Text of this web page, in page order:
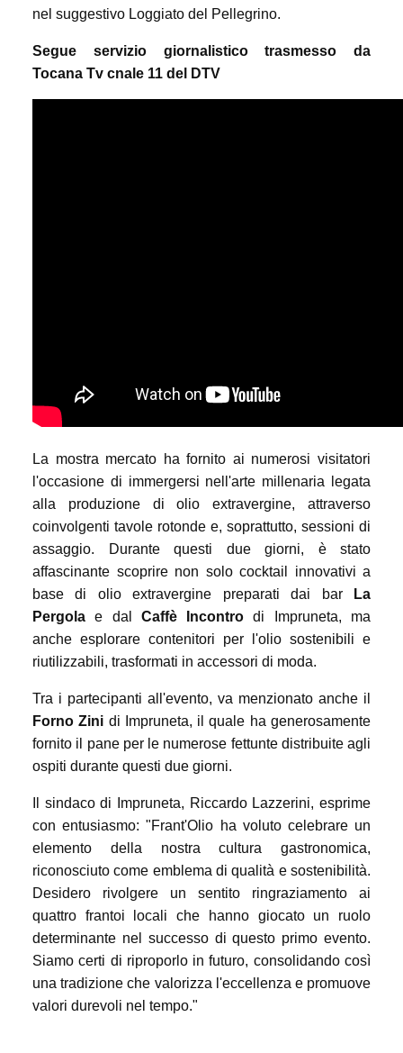
nel suggestivo Loggiato del Pellegrino.
Segue servizio giornalistico trasmesso da
Tocana Tv cnale 11 del DTV
La mostra mercato ha fornito ai numerosi visitatori
l'occasione di immergersi nell'arte millenaria legata
alla produzione di olio extravergine, attraverso
coinvolgenti tavole rotonde e, soprattutto, sessioni di
assaggio. Durante questi due giorni, è stato
affascinante scoprire non solo cocktail innovativi a
base di olio extravergine preparati dai bar
La
Pergola e dal Caffè Incontro di Impruneta, ma
anche esplorare contenitori per l'olio sostenibili e
riutilizzabili, trasformati in accessori di moda.
Tra i partecipanti all'evento, va menzionato anche il
Forno Zini di Impruneta, il quale ha generosamente
fornito il pane per le numerose fettunte distribuite agli
ospiti durante questi due giorni.
Il sindaco di Impruneta, Riccardo Lazzerini, esprime
con entusiasmo: "Frant'Olio ha voluto celebrare un
elemento della nostra cultura gastronomica,
riconosciuto come emblema di qualità e sostenibilità.
Desidero rivolgere un sentito ringraziamento ai
quattro frantoi locali che hanno giocato un ruolo
determinante nel successo di questo primo evento.
Siamo certi di riproporlo in futuro, consolidando così
una tradizione che valorizza l'eccellenza e promuove
valori durevoli nel tempo."